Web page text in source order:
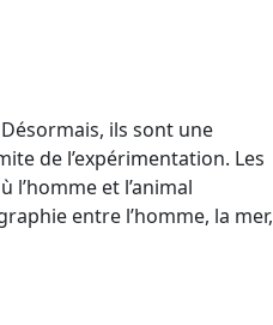
ils sont une
de l’expérimentation. Les
et l’animal
entre l’homme, la mer,